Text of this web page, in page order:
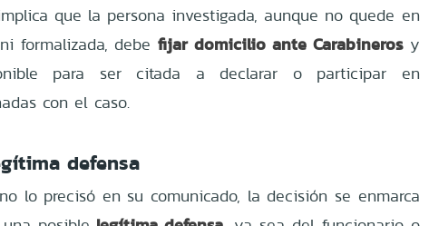
que la persona investigada, aunque no quede en
formalizada, debefijar domicilio ante Carabinerosy
para ser citada a declarar o participar en
con el caso.
defensa
lo precisó en su comunicado, la decisión se enmarca